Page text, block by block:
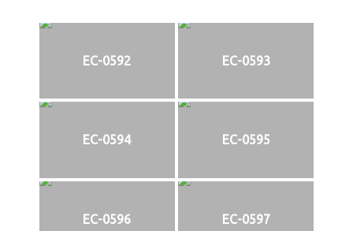
EC-0592 EC-0593
EC-0594 EC-0595
EC-0596 EC-0597